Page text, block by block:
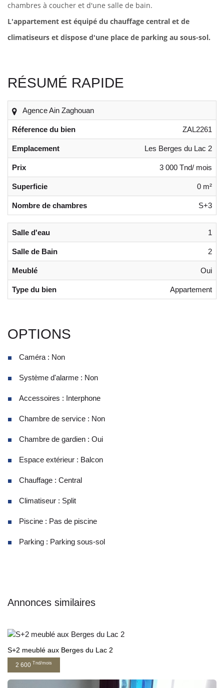
chambres à coucher et d'une salle de bain.
L'appartement est équipé du chauffage central et de
climatiseurs et dispose d'une place de parking au sous-sol.
RÉSUMÉ RAPIDE
Agence Ain Zaghouan
Réference du bien ZAL2261
Emplacement Les Berges du Lac 2
Prix 3 000 Tnd/ mois
Superficie 0 m²
Nombre de chambres S+3
Salle d'eau 1
Salle de Bain 2
Meublé Oui
Type du bien Appartement
OPTIONS
Caméra : Non
Système d'alarme : Non
Accessoires : Interphone
Chambre de service : Non
Chambre de gardien : Oui
Espace extérieur : Balcon
Chauffage : Central
Climatiseur : Split
Piscine : Pas de piscine
Parking : Parking sous-sol
Annonces similaires
S+2 meublé aux Berges du Lac 2
2 600 Tnd/mois